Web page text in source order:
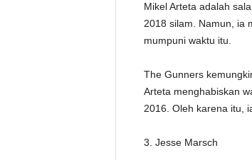
Mikel Arteta adalah
2018 silam. Namun, ia
mumpuni waktu itu.
The Gunners
Arteta menghabiskan
2016. Oleh karena itu,
3. Jesse Marsch